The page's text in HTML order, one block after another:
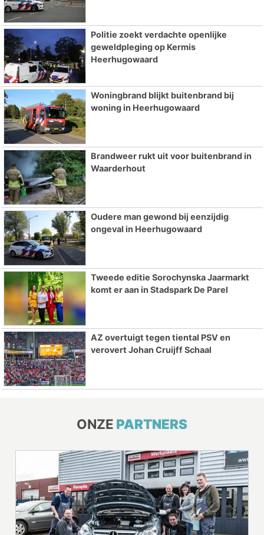
Politie zoekt verdachte openlijke
geweldpleging op Kermis
Heerhugowaard
Woningbrand blijkt buitenbrand bij
woning in Heerhugowaard
Brandweer rukt uit voor buitenbrand in
Waarderhout
Oudere man gewond bij eenzijdig
ongeval in Heerhugowaard
Tweede editie Sorochynska Jaarmarkt
komt er aan in Stadspark De Parel
AZ overtuigt tegen tiental PSV en
verovert Johan Cruijff Schaal
ONZE PARTNERS